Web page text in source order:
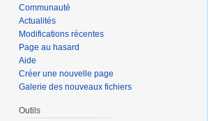
Communauté
Actualités
Modifications récentes
Page au hasard
Aide
Créer une nouvelle page
Galerie des nouveaux fichiers
Outils